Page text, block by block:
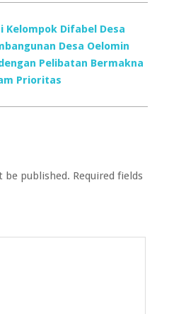
Kelompok Difabel Desa
Desa Oelomin
Pelibatan Bermakna
Prioritas
be published. Required fields